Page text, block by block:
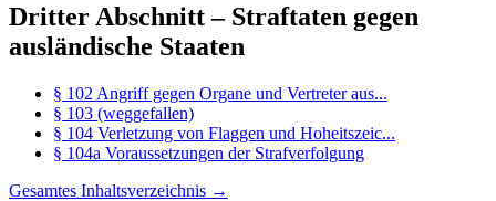
Dritter Abschnitt – Straftaten gegen
ausländische Staaten
§ 102 Angriff gegen Organe und Vertreter aus...
§ 103 (weggefallen)
§ 104 Verletzung von Flaggen und Hoheitszeic...
§ 104a Voraussetzungen der Strafverfolgung
Gesamtes Inhaltsverzeichnis →